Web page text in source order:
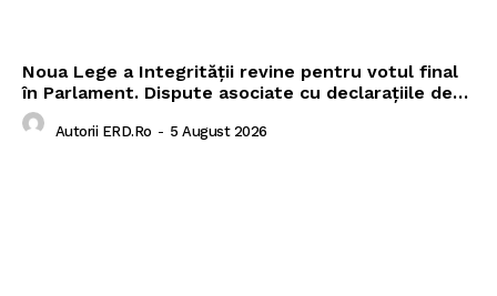
Noua Lege a Integrității revine pentru votul final
în Parlament. Dispute asociate cu declarațiile de…
Autorii ERD.ro - 5 August 2026